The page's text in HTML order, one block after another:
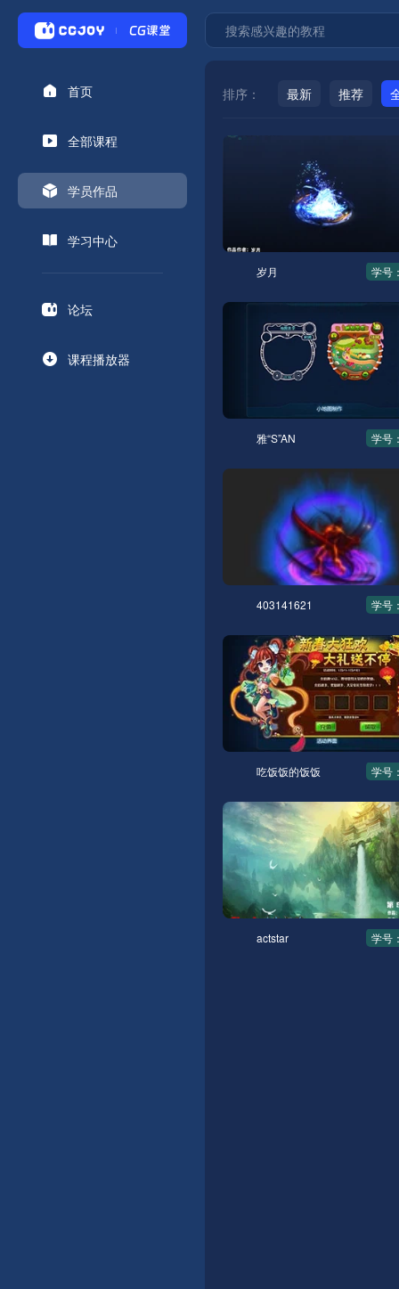
首页
全部课程
学员作品
学习中心
论坛
课程播放器
排序： 最新 推荐
岁月 学号
雅“S”AN 学号
403141621 学号
吃饭饭的饭饭 学号
actstar 学号